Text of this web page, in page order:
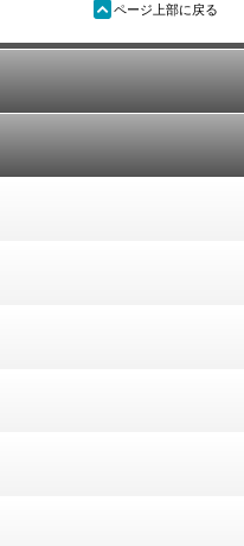
ü ページ上部に戻る